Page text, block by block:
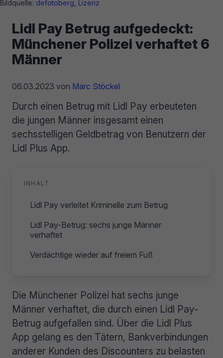
Bildquelle: defotoberg Lizenz
Lidl Pay Betrug aufgedeckt:
Münchener Polizei verhaftet 6
Männer
06.03.2023 von Marc Stöckel
Durch einen Betrug mit Lidl Pay erbeuteten
die jungen Männer insgesamt einen
sechsstelligen Geldbetrag von Benutzern der
Lidl Plus App.
INHALT
Lidl Pay verleitet Kriminelle zum Betrug
Lidl Pay-Betrug: sechs junge Männer
verhaftet
Verdächtige wieder auf freiem Fuß
Die Münchener Polizei hat sechs junge
Männer verhaftet, die durch einen Lidl Pay-
Betrug aufgefallen sind. Über die Lidl Plus
App gelang es den Tätern, Bankverbindungen
anderer Kunden des Discounters zu belasten